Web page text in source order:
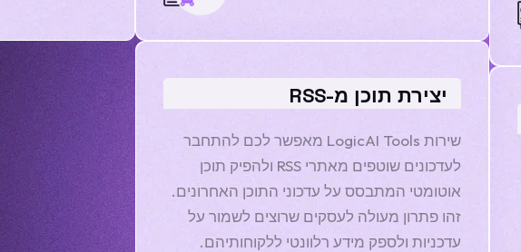
יצירת תוכן מ-RSS
שירות LogicAI Tools מאפשר לכם להתחבר
לעדכונים שוטפים מאתרי RSS ולהפיק תוכן
אוטומטי המתבסס על עדכוני התוכן האחרונים.
זהו פתרון מעולה לעסקים שרוצים לשמור על
עדכניות ולספק מידע רלוונטי ללקוחותיהם.